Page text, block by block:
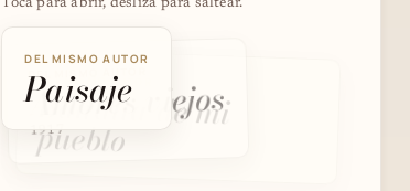
DEL MISMO AUTOR
Paisaje
DEL MISMO AUTOR
Amores viejos
1917
DEL MISMO AUTOR
Bandita de mi
pueblo